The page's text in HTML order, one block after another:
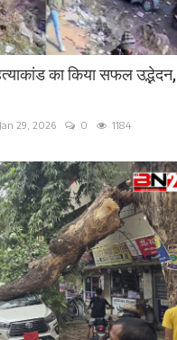
का किया सफल उद्भेदन,
Jan 29, 2026 0 1184